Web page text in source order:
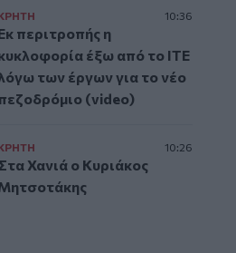
10:36
περιτροπής η
έξω από το ΙΤΕ
των έργων για το νέο
(video)
10:26
Χανιά ο Κυριάκος